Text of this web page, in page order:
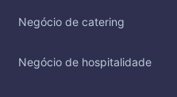
Negócio de catering
Negócio de hospitalidade